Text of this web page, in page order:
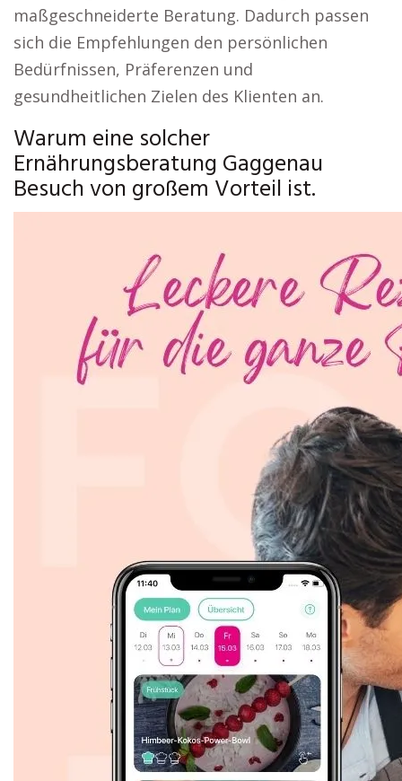
maßgeschneiderte Beratung. Dadurch passen
sich die Empfehlungen den persönlichen
Bedürfnissen, Präferenzen und
gesundheitlichen Zielen des Klienten an.
Warum eine solcher
Ernährungsberatung Gaggenau
Besuch von großem Vorteil ist.